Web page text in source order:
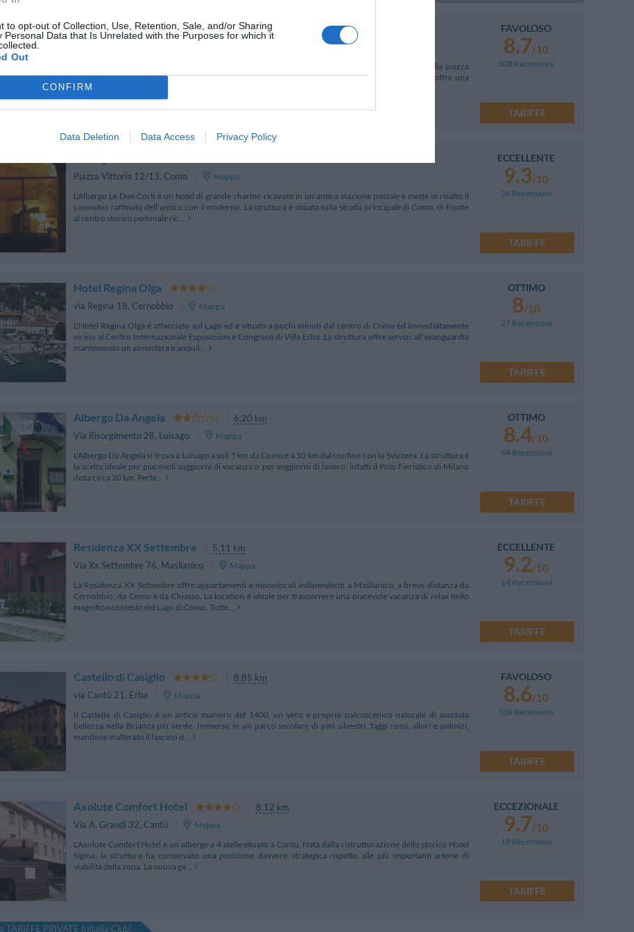
to opt-out of Collection, Use, Retention, Sale, and/or Sharing
Personal Data that Is Unrelated with the Purposes for which it
Out
CONFIRM
Data Deletion Data Access Privacy Policy
Hotel Metropole Suisse Au Lac
L'Hotel Metropole Suisse Au Lac sorge sul Lungolago di Como in posizione privilegiata rispetto alla piazza
principale della città, al porto e alla Cattedrale. Gestito con professionalità dalla famiglia Cassani, offre una
gamma di servizi esclusivi per...
FAVOLOSO
8.7/10
108 Recensioni
TARIFFE
Piazza Vittoria 12/13, Como
Mappa
L'Albergo Le Due Corti è un hotel di grande charme ricavato in un'antica stazione postale e mette in risalto il
connubio raffinato dell'antico con il moderno. La struttura è situata sulla strada principale di Como, di fronte
al centro storico pedonale ric...
ECCELLENTE
9.3/10
36 Recensioni
TARIFFE
Hotel Regina Olga
via Regina 18, Cernobbio
Mappa
L'Hotel Regina Olga è affacciato sul Lago ed è situato a pochi minuti dal centro di Como ed immediatamente
vicino al Centro Internazionale Esposizioni e Congressi di Villa Erba. La struttura offre servizi all'avanguardia
mantenendo un atmosfera tranquil...
OTTIMO
8/10
27 Recensioni
TARIFFE
Albergo Da Angela
6.20 km
Via Risorgimento 28, Luisago
Mappa
L'Albergo Da Angela si trova a Luisago a soli 5 km da Como e a 10 km dal confine con la Svizzera. La struttura è
la scelta ideale per piacevoli soggiorni di vacanza o per soggiorni di lavoro; infatti il Polo Fieristico di Milano
dista circa 20 km. Perfe...
OTTIMO
8.4/10
44 Recensioni
TARIFFE
Residenza XX Settembre
5.11 km
Via Xx Settembre 76, Maslianico
Mappa
La Residenza XX Settembre offre appartamenti e monolocali indipendenti a Maslianico, a breve distanza da
Cernobbio, da Como e da Chiasso. La location è ideale per trascorrere una piacevole vacanza di relax nello
magnifico contesto del Lago di Como. Tutte...
ECCELLENTE
9.2/10
14 Recensioni
TARIFFE
Castello di Casiglio
8.85 km
via Cantù 21 , Erba
Mappa
Il Castello di Casiglio è un antico maniero del 1400, un vero e proprio palcoscenico naturale di assoluta
bellezza nella Brianza più verde. Immerso in un parco secolare di pini silvestri, faggi rossi, allori e palmizi,
mantiene inalterato il fascino d...
FAVOLOSO
8.6/10
106 Recensioni
TARIFFE
Axolute Comfort Hotel
8.12 km
Via A. Grandi 32, Cantù
Mappa
L'Axolute Comfort Hotel è un albergo a 4 stelle situato a Cantù. Nata dalla ristrutturazione dello storico Hotel
Sigma, la struttura ha conservato una posizione davvero strategica rispetto alle più importanti arterie di
viabilità della zona. La nuova ge...
ECCEZIONALE
9.7/10
18 Recensioni
TARIFFE
TARIFFE PRIVATE InItalia Club!